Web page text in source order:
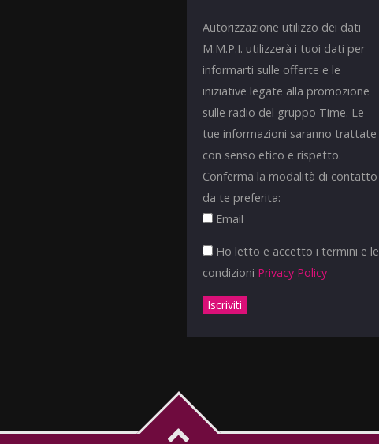
Autorizzazione utilizzo dei dati
M.M.P.I. utilizzerà i tuoi dati per
informarti sulle offerte e le
iniziative legate alla promozione
sulle radio del gruppo Time. Le
tue informazioni saranno trattate
con senso etico e rispetto.
Conferma la modalità di contatto
da te preferita:
Email
Ho letto e accetto i termini e le
condizioni Privacy Policy